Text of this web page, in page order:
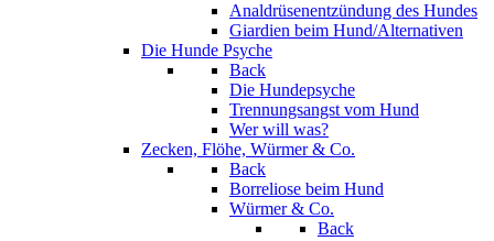
Analdrüsenentzündung des Hundes
Giardien beim Hund/Alternativen
Die Hunde Psyche
Back
Die Hundepsyche
Trennungsangst vom Hund
Wer will was?
Zecken, Flöhe, Würmer & Co.
Back
Borreliose beim Hund
Würmer & Co.
Back